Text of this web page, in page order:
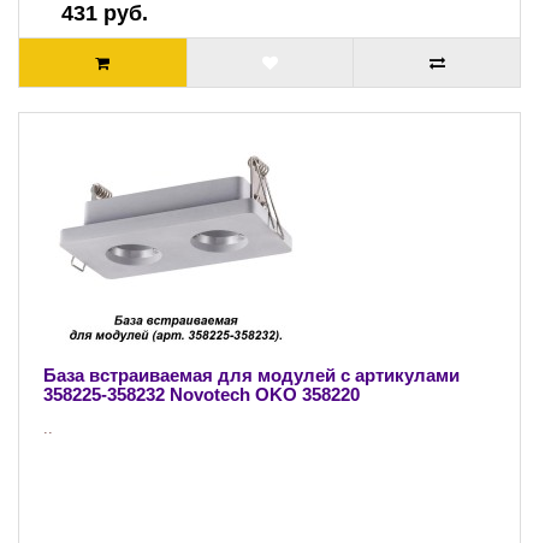
431 руб.
База встраиваемая для модулей с артикулами
358225-358232 Novotech OKO 358220
..